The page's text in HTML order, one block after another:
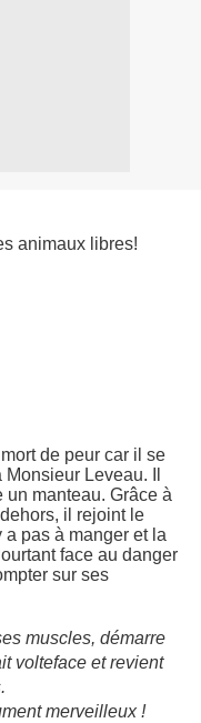
animaux libres!
de peur car il se
Leveau. Il
un manteau. Grâce à
il rejoint le
a pas à manger et la
face au danger
sur ses
muscles, démarre
volteface et revient
merveilleux !